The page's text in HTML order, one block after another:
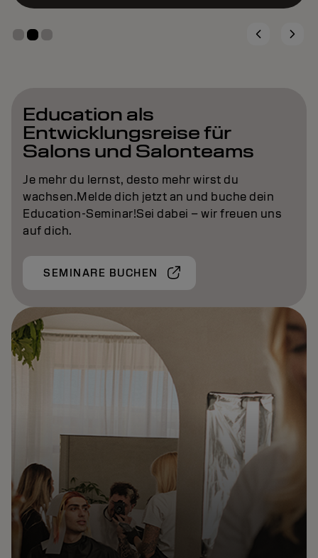
Education als
Entwicklungsreise für
Salons und Salonteams
Je mehr du lernst, desto mehr wirst du
wachsen.Melde dich jetzt an und buche dein
Education-Seminar!Sei dabei – wir freuen uns
auf dich.
SEMINARE BUCHEN